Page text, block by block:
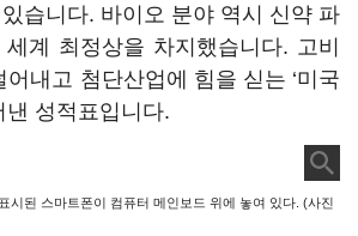
습니다. 바이오 분야 역시 신약 파
계 최정상을 차지했습니다. 고비
내고 첨단산업에 힘을 싣는 ‘미국
낸 성적표입니다.
시된 스마트폰이 컴퓨터 메인보드 위에 놓여 있다. (사진